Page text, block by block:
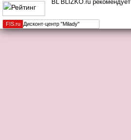
BLIZKO.ru рекомендует
FIS. ru Дисконт-центр "Milady"